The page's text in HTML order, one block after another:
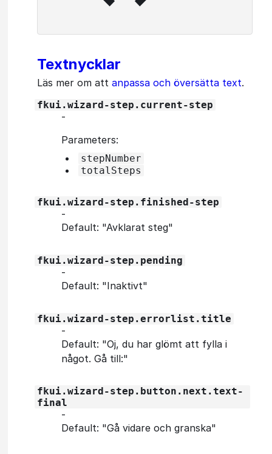
Textnycklar
Läs mer om att anpassa och översätta text.
fkui.wizard-step.current-step
‐
Parameters:
stepNumber
totalSteps
fkui.wizard-step.finished-step
‐
Default: "Avklarat steg"
fkui.wizard-step.pending
‐
Default: "Inaktivt"
fkui.wizard-step.errorlist.title
‐
Default: "Oj, du har glömt att fylla i
något. Gå till:"
fkui.wizard-step.button.next.text-
final
‐
Default: "Gå vidare och granska"